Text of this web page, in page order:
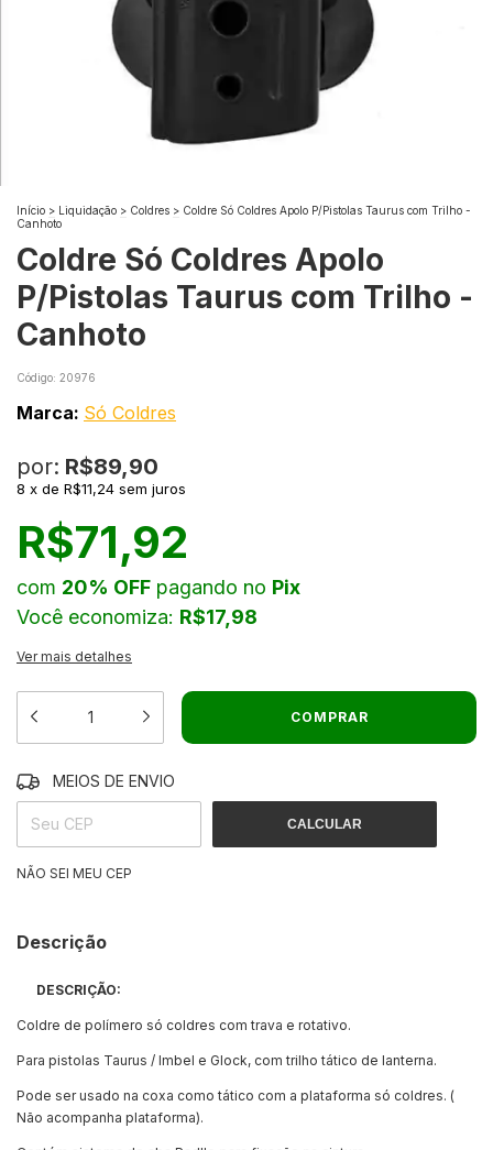
Início > Liquidação > Coldres > Coldre Só Coldres Apolo P/Pistolas Taurus com Trilho -
Canhoto
Coldre Só Coldres Apolo
P/Pistolas Taurus com Trilho -
Canhoto
Código: 20976
Marca: Só Coldres
por: R$89,90
8 x de R$11,24 sem juros
R$71,92
com 20% OFF pagando no Pix
Você economiza: R$17,98
Ver mais detalhes
MEIOS DE ENVIO
CALCULAR
NÃO SEI MEU CEP
Descrição
DESCRIÇÃO:
Coldre de polímero só coldres com trava e rotativo.
Para pistolas Taurus / Imbel e Glock, com trilho tático de lanterna.
Pode ser usado na coxa como tático com a plataforma só coldres. (
Não acompanha plataforma).